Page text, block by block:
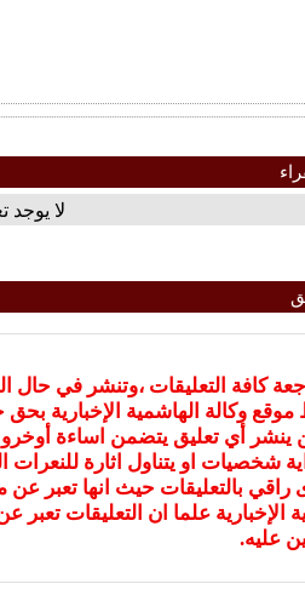
لا يوجد
كافة التعليقات ،وتنشر في حال
موقع وكالة الهاشمية الإخبارية
ينشر أي تعليق يتضمن اساءة
شخصيات او يتناول اثارة للنعرات
بالتعليقات حيث انها تعبر عن
الإخبارية علما ان التعليقات
عليه.